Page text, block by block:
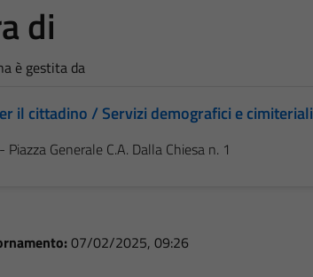
di
è gestita da
il cittadino / Servizi demografici e cimiteriali
Piazza Generale C.A. Dalla Chiesa n. 1
07/02/2025, 09:26